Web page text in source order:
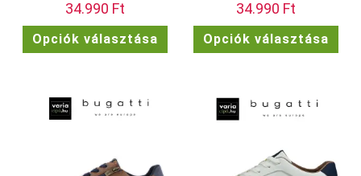
34.990 Ft
Opciók választása
terméknek
változatok
34.990 Ft
Opciók választása